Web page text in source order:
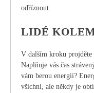
odříznout.
LIDÉ
V dalším kroku projděte
Naplňuje vás čas
vám berou energii?
všichni, ale někdy je